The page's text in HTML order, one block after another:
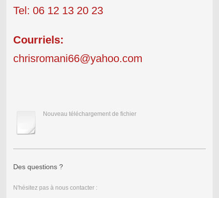
Tel: 06 12 13 20 23
Courriels:
chrisromani66@yahoo.com
Nouveau téléchargement de fichier
Des questions ?
N'hésitez pas à nous contacter :